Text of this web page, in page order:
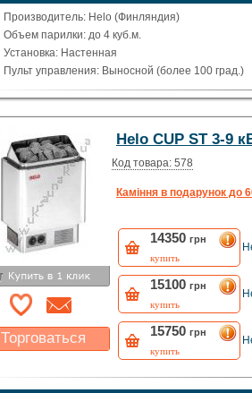
Указать цену
Производитель: Helo (Финляндия)
Объем парилки: до 4 куб.м.
Установка: Настенная
Пульт управления: Выносной (более 100 град.)
Использование: Для дома
Торговаться
устроит?
Helo CUP ST 3-9
Код товара: 578
Каміння в подарунок до
14350 грн
купить
15100 грн
купить
15750 грн
купить